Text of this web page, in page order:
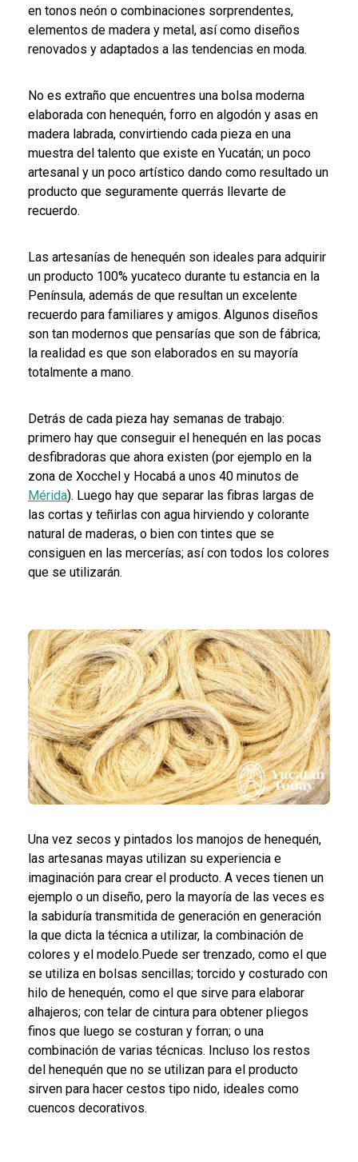
en tonos neón o combinaciones sorprendentes,
elementos de madera y metal, así como diseños
renovados y adaptados a las tendencias en moda.
No es extraño que encuentres una bolsa moderna
elaborada con henequén, forro en algodón y asas en
madera labrada, convirtiendo cada pieza en una
muestra del talento que existe en Yucatán; un poco
artesanal y un poco artístico dando como resultado un
producto que seguramente querrás llevarte de
recuerdo.
Las artesanías de henequén son ideales para adquirir
un producto 100% yucateco durante tu estancia en la
Península, además de que resultan un excelente
recuerdo para familiares y amigos. Algunos diseños
son tan modernos que pensarías que son de fábrica;
la realidad es que son elaborados en su mayoría
totalmente a mano.
Detrás de cada pieza hay semanas de trabajo:
primero hay que conseguir el henequén en las pocas
desfibradoras que ahora existen (por ejemplo en la
zona de Xocchel y Hocabá a unos 40 minutos de
Mérida). Luego hay que separar las fibras largas de
las cortas y teñirlas con agua hirviendo y colorante
natural de maderas, o bien con tintes que se
consiguen en las mercerías; así con todos los colores
que se utilizarán.
Una vez secos y pintados los manojos de henequén,
las artesanas mayas utilizan su experiencia e
imaginación para crear el producto. A veces tienen un
ejemplo o un diseño, pero la mayoría de las veces es
la sabiduría transmitida de generación en generación
la que dicta la técnica a utilizar, la combinación de
colores y el modelo.Puede ser trenzado, como el que
se utiliza en bolsas sencillas; torcido y costurado con
hilo de henequén, como el que sirve para elaborar
alhajeros; con telar de cintura para obtener pliegos
finos que luego se costuran y forran; o una
combinación de varias técnicas. Incluso los restos
del henequén que no se utilizan para el producto
sirven para hacer cestos tipo nido, ideales como
cuencos decorativos.